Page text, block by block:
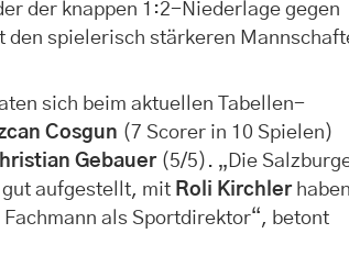
der knappen 1:2-Niederlage gegen
den spielerisch stärkeren
sich beim aktuellen Tabellen-
Cosgun (7 Scorer in 10 Spielen)
Gebauer(5/5). „Die
gut aufgestellt, mit Roli Kirchlerhaben
als Sportdirektor“, betont